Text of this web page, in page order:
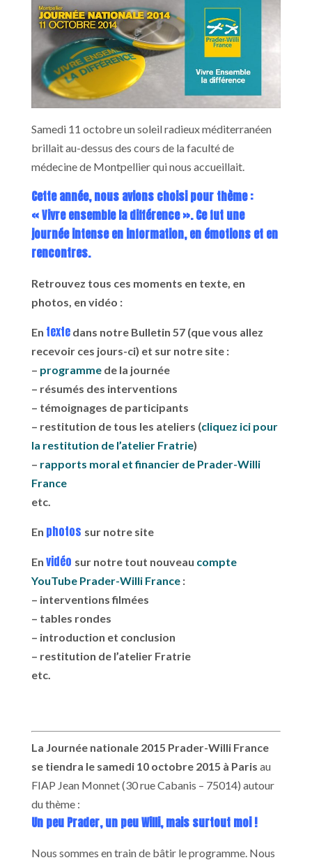
Samedi 11 octobre un soleil radieux méditerranéen
brillait au-dessus des cours de la faculté de
médecine de Montpellier qui nous accueillait.
Cette année, nous avions choisi pour thème :
« Vivre ensemble la différence ». Ce fut une
journée intense en information, en émotions et en
rencontres.
Retrouvez tous ces moments en texte, en
photos, en vidéo :
En textedans notre Bulletin 57 (que vous allez
recevoir ces jours-ci) et sur notre site :
– programme de la journée
– résumés des interventions
– témoignages de participants
– restitution de tous les ateliers (cliquez ici pour
la restitution de l’atelier Fratrie)
– rapports moral et financier de Prader-Willi
France
etc.
En photos sur notre site
En vidéo sur notre tout nouveau compte
YouTube Prader-Willi France:
– interventions filmées
– tables rondes
– introduction et conclusion
– restitution de l’atelier Fratrie
etc.
La Journée nationale 2015 Prader-Willi France
se tiendra le samedi 10 octobre 2015 à Paris au
FIAP Jean Monnet (30 rue Cabanis – 75014) autour
du thème :
Un peu Prader, un peu Willi, mais surtout moi !
Nous sommes en train de bâtir le programme. Nous